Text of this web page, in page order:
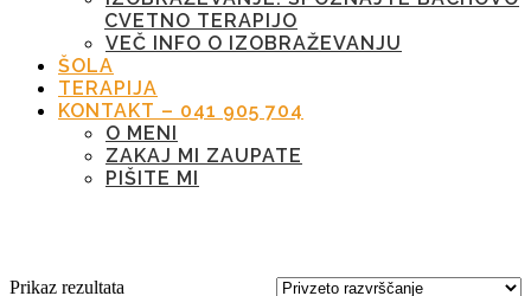
CVETNO TERAPIJO
VEČ INFO O IZOBRAŽEVANJU
ŠOLA
TERAPIJA
KONTAKT – 041 905 704
O MENI
ZAKAJ MI ZAUPATE
PIŠITE MI
Prikaz rezultata